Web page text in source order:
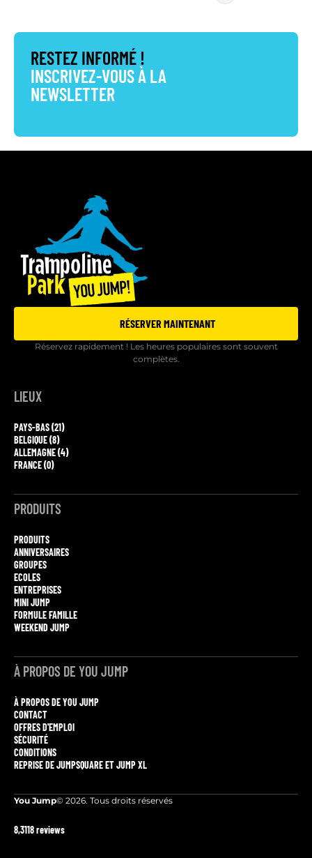
RESTEZ INFORMÉ !
INSCRIVEZ-VOUS À LA
NEWSLETTER
RÉSERVER MAINTENANT
Réservez rapidement ! Les heures populaires sont souvent
complètes.
LIEUX
PAYS-BAS (21)
BELGIQUE (8)
ALLEMAGNE (4)
FRANCE (0)
PRODUITS
PRODUITS
ANNIVERSAIRES
GROUPES
ECOLES
ENTREPRISES
MINI JUMP
FORMULE FAMILLE
WEEKEND JUMP
À PROPOS DE YOU JUMP
À PROPOS DE YOU JUMP
CONTACT
OFFRES D'EMPLOI
SÉCURITÉ
CONDITIONS
REPRISE DE JUMPSQUARE ET JUMP XL
You Jump© 2026. Tous droits réservés
8,3118 reviews